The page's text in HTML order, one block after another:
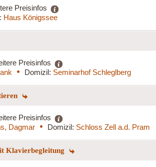
Preisinfos
Haus Königssee
Preisinfos
Domizil: Seminarhof Schleglberg
Preisinfos
Dagmar Domizil: Schloss Zell a.d. Pram
Klavierbegleitung